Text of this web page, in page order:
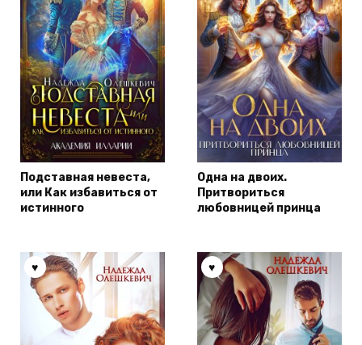
Подставная невеста,
или Как избавиться от
истинного
Одна на двоих.
Притвориться
любовницей принца